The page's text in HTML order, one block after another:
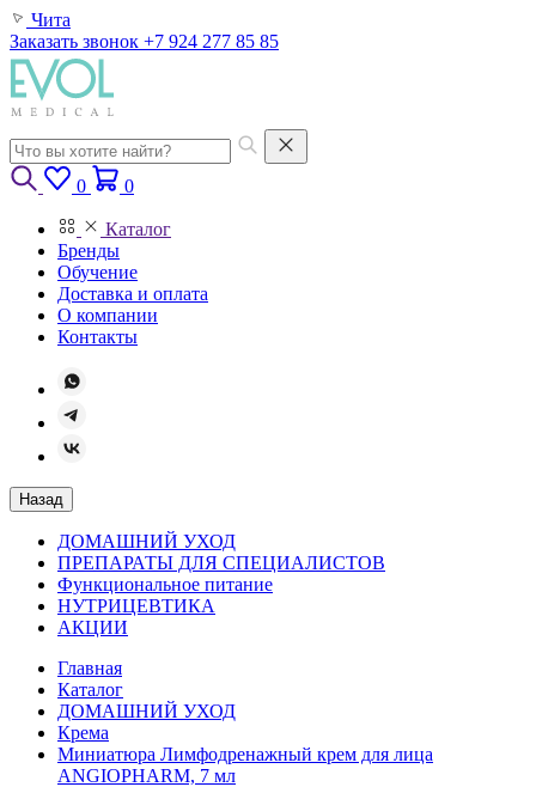
Чита
Заказать звонок +7 924 277 85 85
0 0
Каталог
Бренды
Обучение
Доставка и оплата
О компании
Контакты
Назад
ДОМАШНИЙ УХОД
ПРЕПАРАТЫ ДЛЯ СПЕЦИАЛИСТОВ
Функциональное питание
НУТРИЦЕВТИКА
АКЦИИ
Главная
Каталог
ДОМАШНИЙ УХОД
Крема
Миниатюра Лимфодренажный крем для лица
ANGIOPHARM, 7 мл